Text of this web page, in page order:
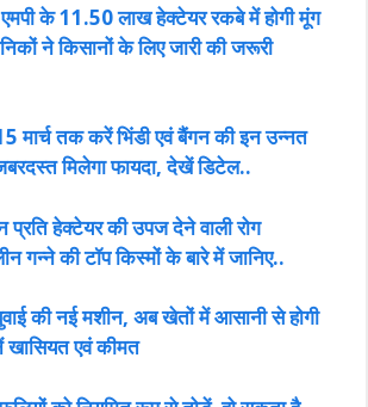
एमपी के 11.50 लाख हेक्टेयर रकबे में होगी मूंग
ने किसानों के लिए जारी की जरूरी
मार्च तक करें भिंडी एवं बैंगन की इन उन्नत
मिलेगा फायदा, देखें डिटेल..
हेक्टेयर की उपज देने वाली रोग
गन्ने की टॉप किस्मों के बारे में जानिए..
की नई मशीन, अब खेतों में आसानी से होगी
खासियत एवं कीमत